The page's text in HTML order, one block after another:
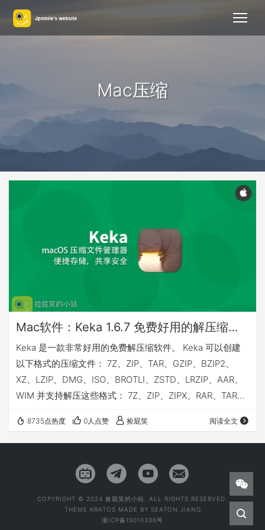
Mac压缩
Mac软件：Keka 1.6.7 免费好用的解压缩软件
Keka 是一款非常好用的免费解压缩软件。 Keka 可以创建
以下格式的压缩文件： 7Z、ZIP、TAR、GZIP、BZIP2、
XZ、LZIP、DMG、ISO、BROTLI、ZSTD、LRZIP、AAR、
WIM 并支持解压这些格式： 7Z、ZIP、ZIPX、RAR、TAR、
LRZIP、LZMA、EXE、CAB、WIM、MSI、PAX、JAR、
WAR、IPA、XIP、APK、APPX、XPI、WPRESS、IS3、
8735点热度 0人点赞 捡屁笑 阅读全文
COPYRIGHT © 2024 捡屁笑的小站. ALL RIGHTS RESERVED.
THEME KRATOS MADE BY SEATON JIANG
浙ICP备19010336号